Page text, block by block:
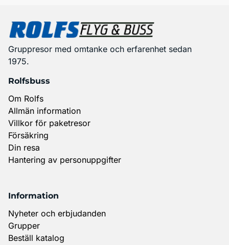
Gruppresor med omtanke och erfarenhet sedan
1975.
Rolfsbuss
Om Rolfs
Allmän information
Villkor för paketresor
Försäkring
Din resa
Hantering av personuppgifter
Information
Nyheter och erbjudanden
Grupper
Beställ katalog